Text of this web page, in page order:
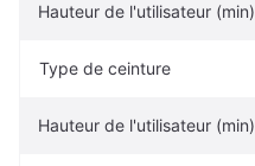
Hauteur de l'utilisateur (min)
Type de ceinture
Hauteur de l'utilisateur (min)